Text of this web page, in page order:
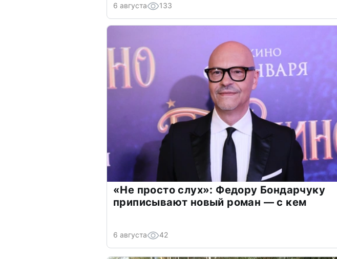
6 августа 133
«Не просто слух»: Федору Бондарчуку
приписывают новый роман — с кем
6 августа 42